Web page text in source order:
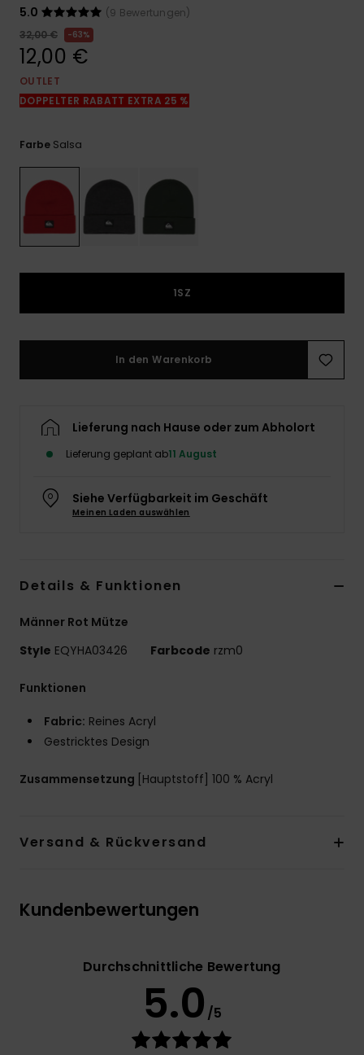
die häufigsten
Fragen sowie
ansehen
5.0
(9 Bewertungen)
32,00 €
63%
12,00 €
OUTLET
DOPPELTER RABATT EXTRA 25 %
Farbe Salsa
1SZ
In den Warenkorb
Lieferung nach Hause oder zum Abholort
Lieferung geplant ab11 August
Siehe Verfügbarkeit im Geschäft
Meinen Laden auswählen
Details & Funktionen
Männer Rot Mütze
Style EQYHA03426 Farbcode rzm0
Funktionen
Fabric: Reines Acryl
Gestricktes Design
Zusammensetzung [Hauptstoff] 100 % Acryl
Versand & Rückversand
Kundenbewertungen
Durchschnittliche Bewertung
5.0 /5